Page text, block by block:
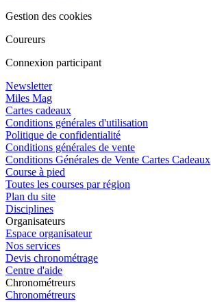
Gestion des cookies
Coureurs
Connexion participant
Newsletter
Miles Mag
Cartes cadeaux
Conditions générales d'utilisation
Politique de confidentialité
Conditions générales de vente
Conditions Générales de Vente Cartes Cadeaux
Course à pied
Toutes les courses par région
Plan du site
Disciplines
Organisateurs
Espace organisateur
Nos services
Devis chronométrage
Centre d'aide
Chronométreurs
Chronométreurs